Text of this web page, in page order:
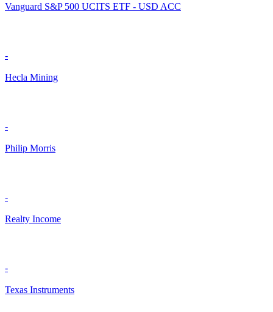
Vanguard S&P 500 UCITS ETF - USD ACC
-
Hecla Mining
-
Philip Morris
-
Realty Income
-
Texas Instruments